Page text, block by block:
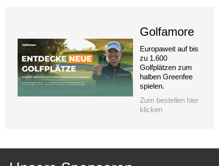
Golfamore
Europaweit auf bis
zu 1.600
Golfplätzen zum
halben Greenfee
spielen.
Zum bestellen hier
klicken